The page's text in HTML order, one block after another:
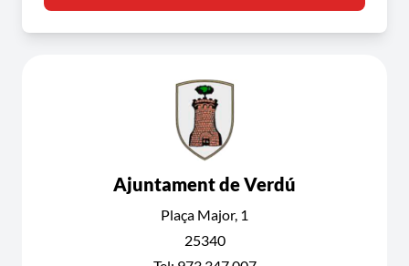
Ajuntament de Verdú
Plaça Major, 1
25340